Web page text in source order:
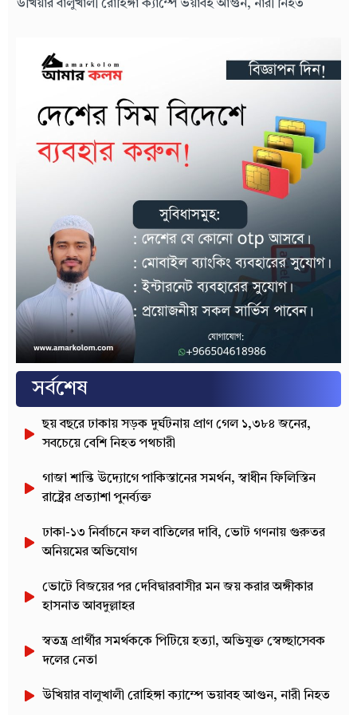
উখিয়ার বালুখালী রোহিঙ্গা ক্যাম্পে ভয়াবহ আগুন, নারী নিহত
সর্বশেষ
ছয় বছরে ঢাকায় সড়ক দুর্ঘটনায় প্রাণ গেল ১,৩৮৪ জনের,
সবচেয়ে বেশি নিহত পথচারী
গাজা শান্তি উদ্যোগে পাকিস্তানের সমর্থন, স্বাধীন ফিলিস্তিন
রাষ্ট্রের প্রত্যাশা পুনর্ব্যক্ত
ঢাকা-১৩ নির্বাচনে ফল বাতিলের দাবি, ভোট গণনায় গুরুতর
অনিয়মের অভিযোগ
ভোটে বিজয়ের পর দেবিদ্বারবাসীর মন জয় করার অঙ্গীকার
হাসনাত আবদুল্লাহর
স্বতন্ত্র প্রার্থীর সমর্থককে পিটিয়ে হত্যা, অভিযুক্ত স্বেচ্ছাসেবক
দলের নেতা
উখিয়ার বালুখালী রোহিঙ্গা ক্যাম্পে ভয়াবহ আগুন, নারী নিহত